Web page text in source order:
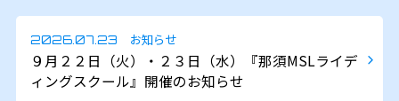
2026.07.23 お知らせ
９月２２日（火）・２３日（水）『那須MSLライデ
ィングスクール』開催のお知らせ